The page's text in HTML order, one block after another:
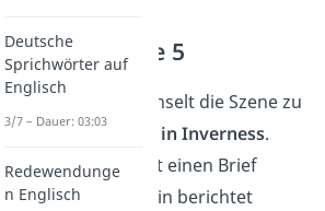
Akt 1 — Szene 5
Anschließend wechselt die Szene zu
Macbeths Schloss in Inverness.
Lady Macbeth
liest einen Brief
ihres Mannes. Darin berichtet
Deutsche
Sprichwörter auf
Englisch
3/7 – Dauer: 03:03
Redewendunge
n Englisch